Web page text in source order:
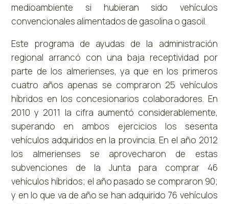
medioambiente si hubieran sido vehículos
convencionales alimentados de gasolina o gasoil.
Este programa de ayudas de la administración
regional arrancó con una baja receptividad por
parte de los almerienses, ya que en los primeros
cuatro años apenas se compraron 25 vehículos
híbridos en los concesionarios colaboradores. En
2010 y 2011 la cifra aumentó considerablemente,
superando en ambos ejercicios los sesenta
vehículos adquiridos en la provincia. En el año 2012
los almerienses se aprovecharon de estas
subvenciones de la Junta para comprar 46
vehículos híbridos; el año pasado se compraron 90;
y en lo que va de año se han adquirido 76 vehículos